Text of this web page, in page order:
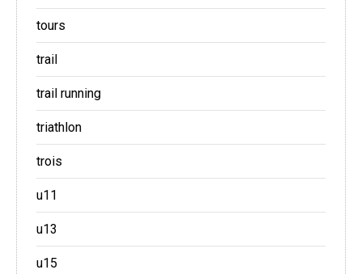
tours
trail
trail running
triathlon
trois
u11
u13
u15